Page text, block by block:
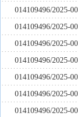
014109496/2025-
014109496/2025-
014109496/2025-
014109496/2025-
014109496/2025-
014109496/2025-
014109496/2025-